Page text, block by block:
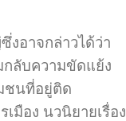
งอาจกล่าวได้ว่า
ลับความขัดแย้ง
ชนที่อยู่ติด
มือง นวนิยายเรื่อง